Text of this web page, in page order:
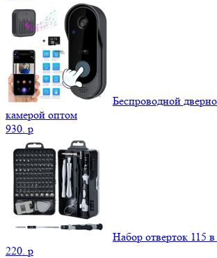
Беспроводной
камерой оптом
930. p
Набор отверток 115
220. p